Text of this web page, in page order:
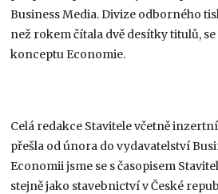
Business Media. Divize odborného
než rokem čítala dvě desítky titulů,
konceptu Economie.
Celá redakce Stavitele včetně
přešla od února do vydavatelství
Economii jsme se s časopisem
stejně jako stavebnictví v České